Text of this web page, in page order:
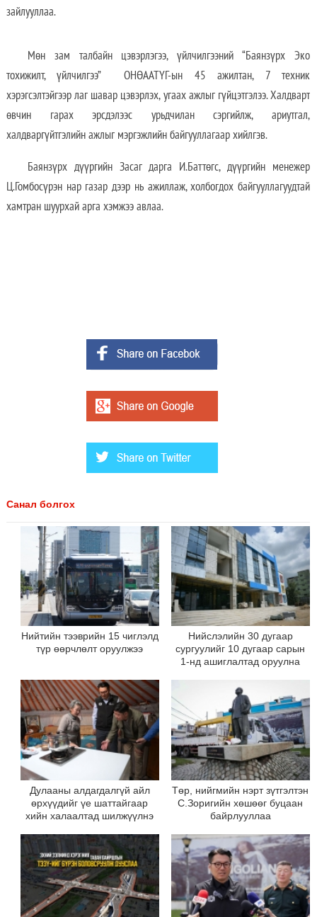
зайлууллаа.
Мөн зам талбайн цэвэрлэгээ, үйлчилгээний “Баянзүрх Эко
тохижилт, үйлчилгээ” ОНӨААТҮГ-ын 45 ажилтан, 7 техник
хэрэгсэлтэйгээр лаг шавар цэвэрлэх, угаах ажлыг гүйцэтгэлээ. Халдварт
өвчин гарах эрсдэлээс урьдчилан сэргийлж, ариутгал,
халдваргүйтгэлийн ажлыг мэргэжлийн байгууллагаар хийлгэв.
Баянзүрх дүүргийн Засаг дарга И.Баттөгс, дүүргийн менежер
Ц.Гомбосүрэн нар газар дээр нь ажиллаж, холбогдох байгууллагуудтай
хамтран шуурхай арга хэмжээ авлаа.
Санал болгох
Нийтийн тээврийн 15 чиглэлд
түр өөрчлөлт оруулжээ
Нийслэлийн 30 дугаар
сургуулийг 10 дугаар сарын
1-нд ашиглалтад оруулна
Дулааны алдагдалгүй айл
өрхүүдийг үе шаттайгаар
хийн халаалтад шилжүүлнэ
Төр, нийгмийн нэрт зүтгэлтэн
С.Зоригийн хөшөөг буцаан
байрлууллаа